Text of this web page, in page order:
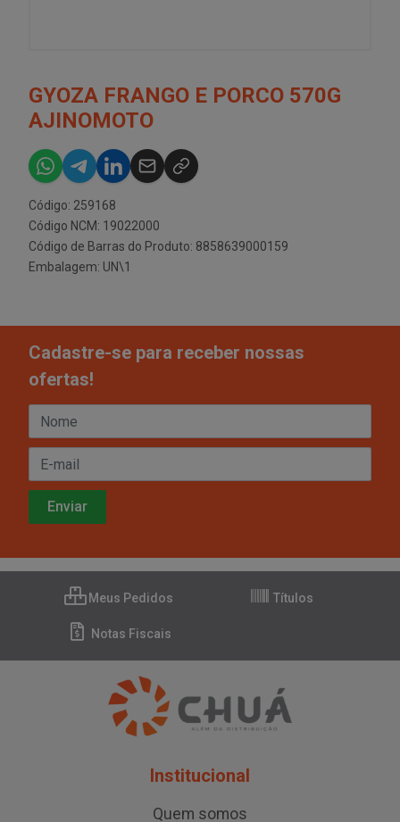
GYOZA FRANGO E PORCO 570G
AJINOMOTO
Código: 259168
Código NCM: 19022000
Código de Barras do Produto: 8858639000159
Embalagem: UN\1
Cadastre-se para receber nossas
ofertas!
Meus Pedidos Títulos
Notas Fiscais
Institucional
Quem somos